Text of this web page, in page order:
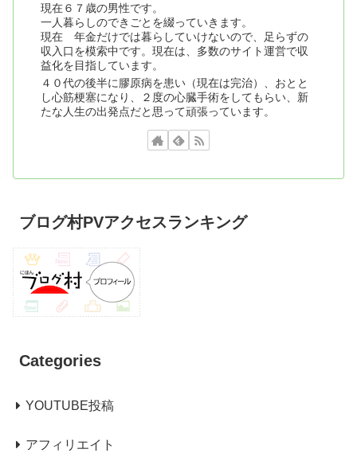
現在６７歳の男性です。
一人暮らしのできごとを綴っていきます。
現在 年金だけでは暮らしていけないので、足らずの
収入口を模索中です。現在は、多数のサイト運営で収
益化を目指しています。
４０代の後半に膠原病を患い（現在は完治）、おとと
し心筋梗塞になり、２度の心臓手術をしてもらい、新
たな人生の出発点だと思って頑張っています。
ブログ村PVアクセスランキング
Categories
YOUTUBE投稿
アフィリエイト